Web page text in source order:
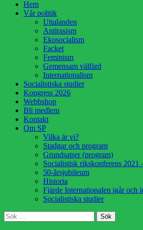
HoppaHem
Vår politik
Uttalanden
Antirasism
Ekosocialism
Facket
Feminism
Gemensam välfärd
Internationalism
Socialistiska studier
Kongress 2026
Webbshop
Bli medlem
Kontakt
Om SP
Vilka är vi?
Stadgar och program
Grundsatser (program)
Socialistisk rikskonferens 2021
50-årsjubileum
Historia
Fjärde Internationalen igår och
Socialistiska studier
Sök
Sök
efter: